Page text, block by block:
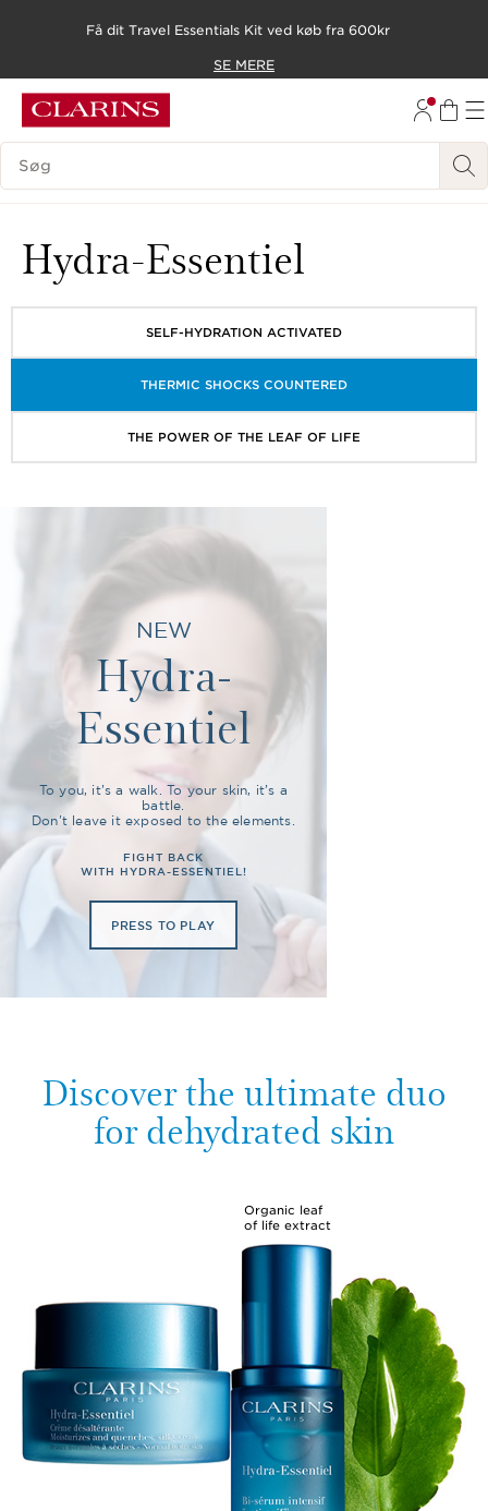
HOP TIL INDHOLD
GÅ TIL BUND
Få dit Travel Essentials Kit ved køb fra 600kr
SE MERE
SØGEVINDUE
Hydra-Essentiel
SELF-HYDRATION ACTIVATED
THERMIC SHOCKS COUNTERED
THE POWER OF THE LEAF OF LIFE
Discover the ultimate duo
for dehydrated skin
Organic leaf
of life extract